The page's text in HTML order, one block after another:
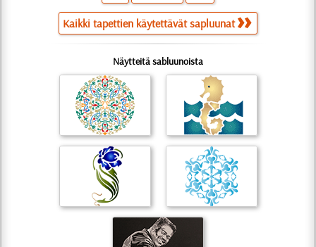
Kaikki tapettien käytettävät sapluunat
Näytteitä sabluunoista